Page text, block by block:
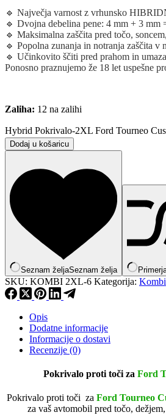
🔹 Največja varnost z vrhunsko
🔹 Dvojna debelina pene: 4 mm + 3 mm
🔹 Maksimalna zaščita pred točo,
🔹 Popolna zunanja in notranja zaščita v
🔹 Učinkovito ščiti pred prahom in
Ponosno praznujemo že 18 let uspešne
Zaliha: 12 na zalihi
Hybrid Pokrivalo-2XL Ford Tourneo
Dodaj u košaricu
Seznam željaSeznam želja
SKU: KOMBI 2XL-6 Kategorija: Kombi
Opis
Dodatne informacije
Informacije o dostavi
Recenzije (0)
Pokrivalo proti toči za Ford
Pokrivalo proti toči za Ford Tourneo
za vaš avtomobil pred točo,